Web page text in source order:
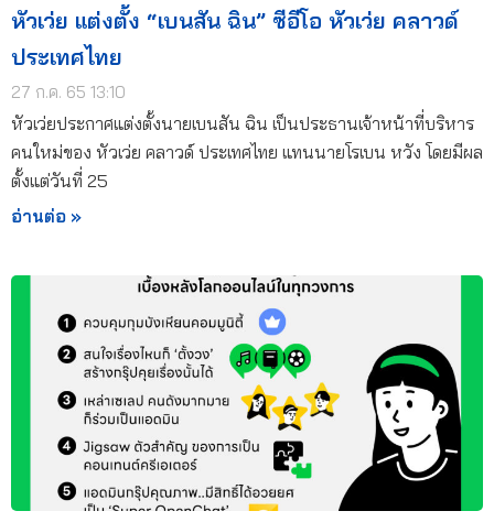
หัวเว่ย แต่งตั้ง “เบนสัน ฉิน” ซีอีโอ หัวเว่ย คลาวด์
ประเทศไทย
27 ก.ค. 65 13:10
หัวเว่ยประกาศแต่งตั้งนายเบนสัน ฉิน เป็นประธานเจ้าหน้าที่บริหาร
คนใหม่ของ หัวเว่ย คลาวด์ ประเทศไทย แทนนายโรเบน หวัง โดยมีผล
ตั้งแต่วันที่ 25
อ่านต่อ »